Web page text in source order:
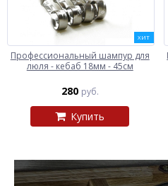
ХИТ
Профессиональный шампур для
люля - кебаб 18мм - 45см
280 руб.
Купить